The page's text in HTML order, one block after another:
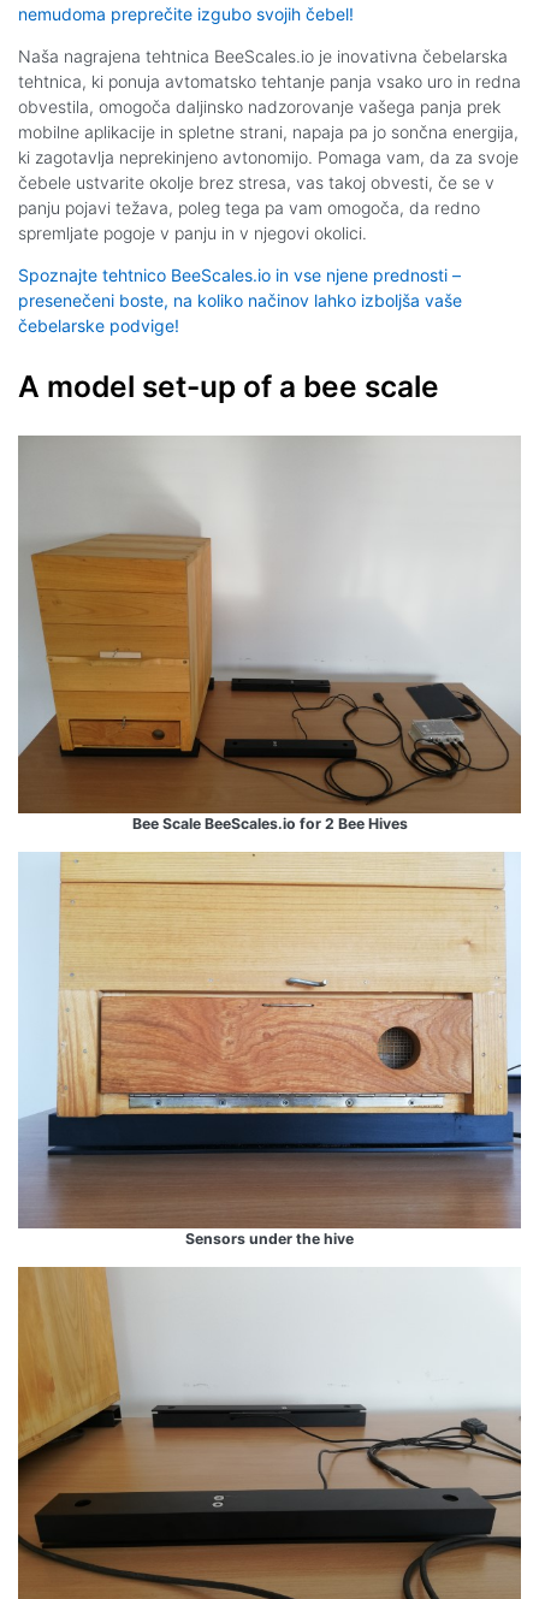
nemudoma preprečite izgubo svojih čebel!
Naša nagrajena tehtnica BeeScales.io je inovativna čebelarska
tehtnica, ki ponuja avtomatsko tehtanje panja vsako uro in redna
obvestila, omogoča daljinsko nadzorovanje vašega panja prek
mobilne aplikacije in spletne strani, napaja pa jo sončna energija,
ki zagotavlja neprekinjeno avtonomijo. Pomaga vam, da za svoje
čebele ustvarite okolje brez stresa, vas takoj obvesti, če se v
panju pojavi težava, poleg tega pa vam omogoča, da redno
spremljate pogoje v panju in v njegovi okolici.
Spoznajte tehtnico BeeScales.io in vse njene prednosti –
presenečeni boste, na koliko načinov lahko izboljša vaše
čebelarske podvige!
A model set-up of a bee scale
Bee Scale BeeScales.io for 2 Bee Hives
Sensors under the hive